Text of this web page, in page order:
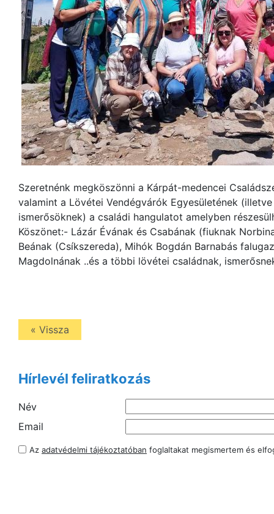
Szeretnénk megköszönni a Kárpát-medencei
valamint a Lövétei Vendégvárók Egyesületének
ismerősöknek) a családi hangulatot amelyben
Köszönet:- Lázár Évának és Csabának (fiuknak
Beának (Csíkszereda), Mihók Bogdán Barnabás
Magdolnának ..és a többi lövétei családnak,
« Vissza
Hírlevél feliratkozás
Név
Email
Az adatvédelmi tájékoztatóban foglaltakat megismertem és